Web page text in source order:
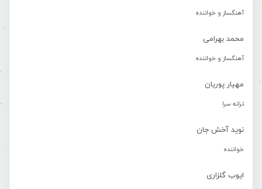
آهنگساز و خواننده
محمد بهرامی
آهنگساز و خواننده
مهیار پوریان
ترانه سرا
نوید آخش جان
خواننده
ایوب گلزاری